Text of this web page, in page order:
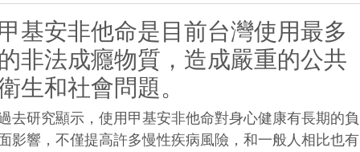
基安非他命是目前台灣使用最多
非法成癮物質，造成嚴重的公共
生和社會問題。
去研究顯示，使用甲基安非他命對身心健康有長期的負
影響，不僅提高許多慢性疾病風險，和一般人相比也有